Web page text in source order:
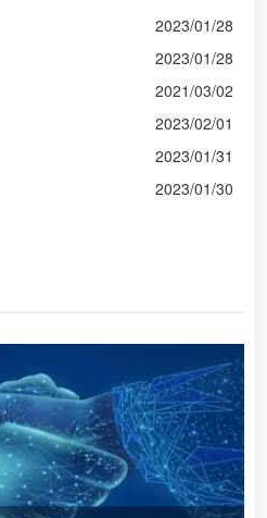
2023/01/28
2023/01/28
2021/03/02
2023/02/01
2023/01/31
2023/01/30